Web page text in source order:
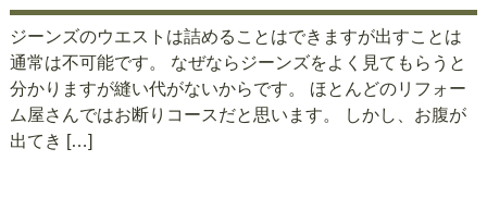
ジーンズのウエストは詰めることはできますが出すことは
通常は不可能です。 なぜならジーンズをよく見てもらうと
分かりますが縫い代がないからです。 ほとんどのリフォー
ム屋さんではお断りコースだと思います。 しかし、お腹が
出てき […]